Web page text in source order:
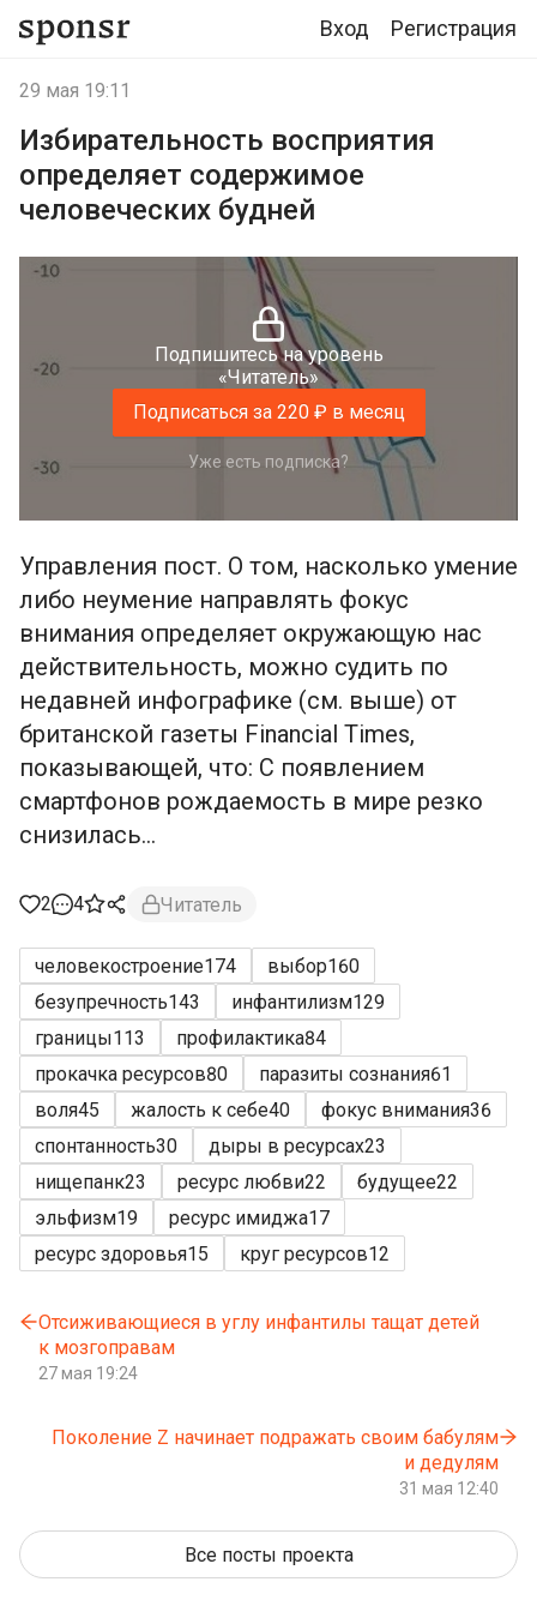
Вход Регистрация
29 мая 19:11
Избирательность восприятия
определяет содержимое
человеческих будней
Подпишитесь на уровень
«Читатель»
Подписаться за 220 ₽ в месяц
Уже есть подписка?
Управления пост. О том, насколько умение
либо неумение направлять фокус
внимания определяет окружающую нас
действительность, можно судить по
недавней инфографике (см. выше) от
британской газеты Financial Times,
показывающей, что: С появлением
смартфонов рождаемость в мире резко
снизилась...
2 4 Читатель
человекостроение174 выбор160
безупречность143 инфантилизм129
границы113 профилактика84
прокачка ресурсов80 паразиты сознания61
воля45 жалость к себе40 фокус внимания36
спонтанность30 дыры в ресурсах23
нищепанк23 ресурс любви22 будущее22
эльфизм19 ресурс имиджа17
ресурс здоровья15 круг ресурсов12
Отсиживающиеся в углу инфантилы тащат детей
к мозгоправам
27 мая 19:24
Поколение Z начинает подражать своим бабулям
и дедулям
31 мая 12:40
Все посты проекта